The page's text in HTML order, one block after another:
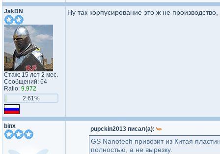
JakDN
Стаж: 15 лет 2 мес.
Сообщений: 64
Ratio: 9.972
2.61%
Ну так корпусирование это ж не
binx pupckin2013 писал(а):
GS Nanotech привозит из Китая
полностью, а не вырезку.